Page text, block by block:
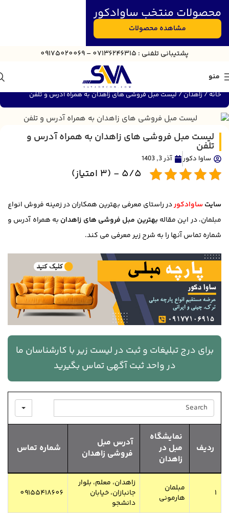
پشتیبانیتلفنی : 07136246315 – 09175020069
منو
خانه زاهدان لیست مبل فروشی های زاهدان به همراه آدرس و تلفن
لیست مبل فروشی های زاهدان به همراه آدرس و
تلفن
ساوا دکور آذر 3, 1403
5/5 - (3 امتیاز)
سایت ساوادکوردر راستای معرفی بهترین همکاران در زمینه فروش انواع
مبلمان، در این مقاله بهترین مبل فروشی های زاهدان به همراه آدرس و
شماره تماس آنها را به شرح زیر معرفی می کند.
برای درج تبلیغات و ثبت در لیست زیر با کارشناسان ما
در واحد ثبت آگهی تماس بگیرید
SEARCH
ردیف
نمایشگاه
مبل در
زاهدان
آدرس مبل
فروشی زاهدان
شماره تماس
1
مبلمان
هارمونی
زاهدان، معلم، بلوار
جانبازان، خیابان
دانشجو
09155418606
محصولات منتخب ساوادکور
مشاهده محصولات